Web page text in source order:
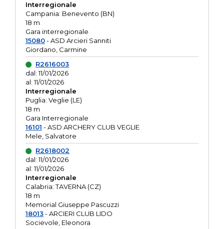
Interregionale
Campania: Benevento (BN)
18 m
Gara interregionale
15080- ASD Arcieri Sanniti
Giordano, Carmine
R2616003
dal: 11/01/2026
al: 11/01/2026
Interregionale
Puglia: Veglie (LE)
18 m
Gara Interregionale
16101 - ASD ARCHERY CLUB VEGLIE
Mele, Salvatore
R2618002
dal: 11/01/2026
al: 11/01/2026
Interregionale
Calabria: TAVERNA (CZ)
18 m
Memorial Giuseppe Pascuzzi
18013- ARCIERI CLUB LIDO
Socievole, Eleonora